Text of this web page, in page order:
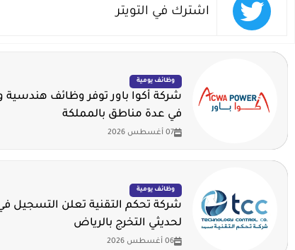
اشترك في التويتر
وظائف يومية
شركة أكوا باور توفر وظائف هندسية
في عدة مناطق بالمملكة
07 أغسطس 2026
وظائف يومية
شركة تحكم التقنية تعلن التسجيل
لحديثي التخرج بالرياض
06 أغسطس 2026